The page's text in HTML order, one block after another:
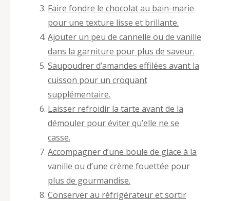
Faire fondre le chocolat au bain-marie
pour une texture lisse et brillante.
Ajouter un peu de cannelle ou de vanille
dans la garniture pour plus de saveur.
Saupoudrer d’amandes effilées avant la
cuisson pour un croquant
supplémentaire.
Laisser refroidir la tarte avant de la
démouler pour éviter qu’elle ne se
casse.
Accompagner d’une boule de glace à la
vanille ou d’une crème fouettée pour
plus de gourmandise.
Conserver au réfrigérateur et sortir